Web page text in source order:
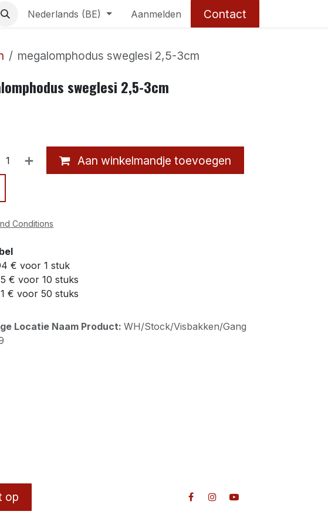
Nederlands (BE) Aanmelden Contact
megalomphodus sweglesi 2,5-3cm
sweglesi 2,5-3cm
Aan winkelmandje toevoegen
Conditions
€ voor 1 stuk
€ voor 10 stuks
€ voor 50 stuks
Locatie Naam Product: WH/Stock/Visbakken/Gang
op